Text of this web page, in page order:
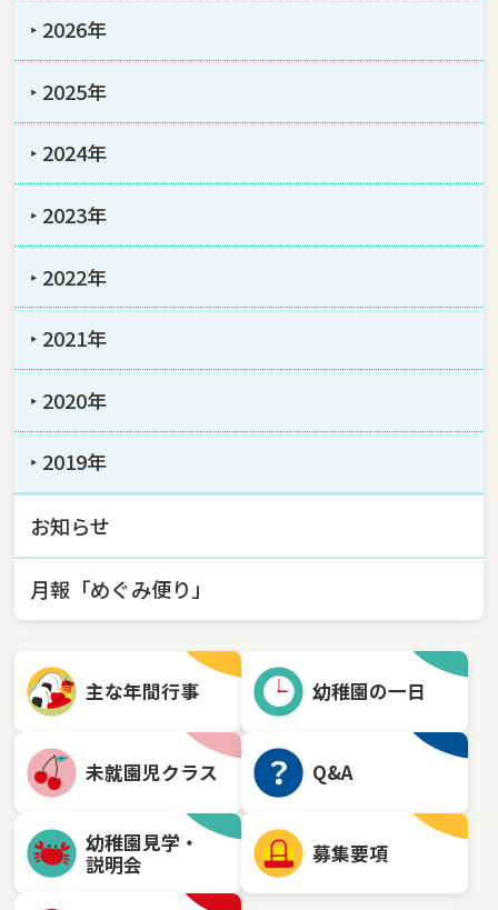
‣ 2026年
‣ 2025年
‣ 2024年
‣ 2023年
‣ 2022年
‣ 2021年
‣ 2020年
‣ 2019年
お知らせ
月報「めぐみ便り」
主な年間行事 幼稚園の一日
未就園児クラス Q&A
幼稚園見学・
説明会
募集要項